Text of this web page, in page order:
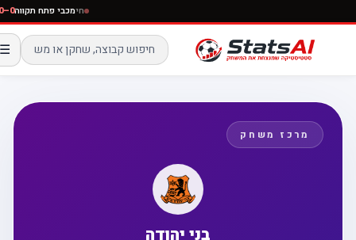
חימכבי פתח
☰
מרכז משחק
בני יהודה